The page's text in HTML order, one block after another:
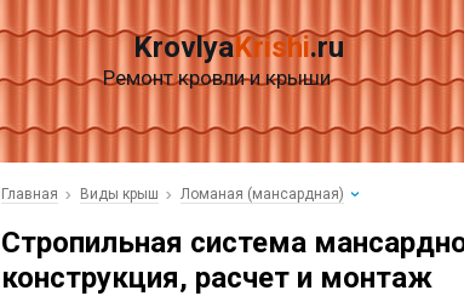
KrovlyaKrishi.ru
Ремонт кровли и крыши
Главная Виды крыш Ломаная (мансардная)
Стропильная система
конструкция, расчет и монтаж